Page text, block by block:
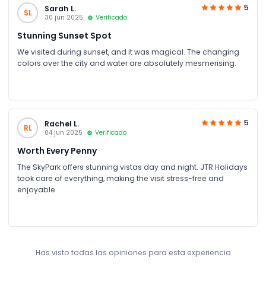
SL Sarah L.
30 jun 2025 Verificado
5
Stunning Sunset Spot
We visited during sunset, and it was magical. The changing
colors over the city and water are absolutely mesmerising.
RL Rachel L.
04 jun 2025 Verificado
5
Worth Every Penny
The SkyPark offers stunning vistas day and night. JTR Holidays
took care of everything, making the visit stress-free and
enjoyable.
Has visto todas las opiniones para esta experiencia